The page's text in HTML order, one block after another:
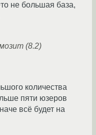
не большая база,
(8.2)
количества
пяти юзеров
всё будет на